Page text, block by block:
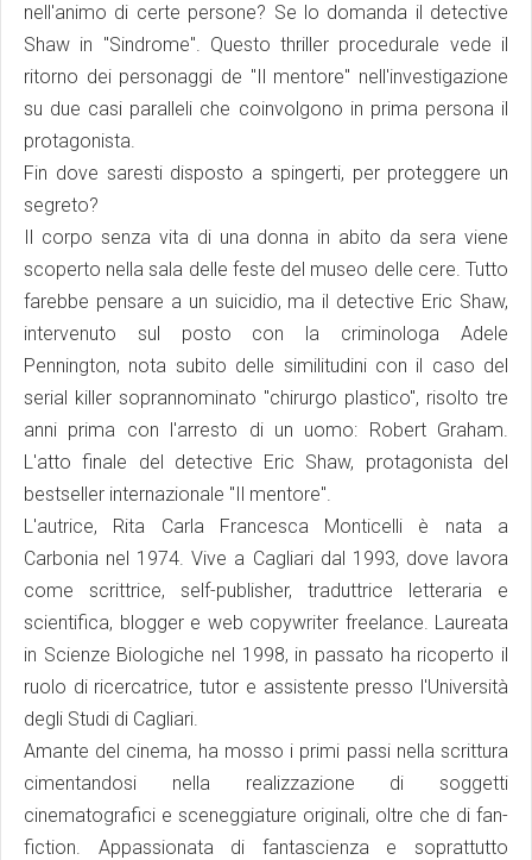
nell'animo di certe persone? Se lo domanda il detective
Shaw in "Sindrome". Questo thriller procedurale vede il
ritorno dei personaggi de "Il mentore" nell'investigazione
su due casi paralleli che coinvolgono in prima persona il
protagonista.
Fin dove saresti disposto a spingerti, per proteggere un
segreto?
Il corpo senza vita di una donna in abito da sera viene
scoperto nella sala delle feste del museo delle cere. Tutto
farebbe pensare a un suicidio, ma il detective Eric Shaw,
intervenuto sul posto con la criminologa Adele
Pennington, nota subito delle similitudini con il caso del
serial killer soprannominato "chirurgo plastico", risolto tre
anni prima con l'arresto di un uomo: Robert Graham.
L'atto finale del detective Eric Shaw, protagonista del
bestseller internazionale "Il mentore".
L'autrice, Rita Carla Francesca Monticelli è nata a
Carbonia nel 1974. Vive a Cagliari dal 1993, dove lavora
come scrittrice, self-publisher, traduttrice letteraria e
scientifica, blogger e web copywriter freelance. Laureata
in Scienze Biologiche nel 1998, in passato ha ricoperto il
ruolo di ricercatrice, tutor e assistente presso l'Università
degli Studi di Cagliari.
Amante del cinema, ha mosso i primi passi nella scrittura
cimentandosi nella realizzazione di soggetti
cinematografici e sceneggiature originali, oltre che di fan-
fiction. Appassionata di fantascienza e soprattutto